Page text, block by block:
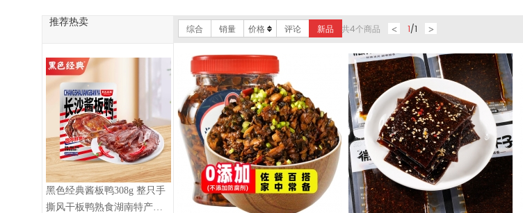
推荐热卖
黑色经典酱板鸭308g 整只手
撕风干板鸭熟食湖南特产卤
综合 销量 价格 评论 新品 共4个商品 < 1/1 >